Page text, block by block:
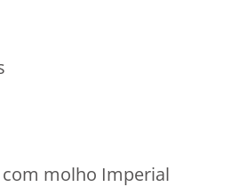
molho Imperial